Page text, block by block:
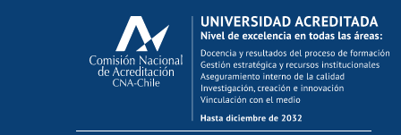
Calificación académica
Postulación al AUCAI
Funcionarias/os
Cursos internos de capacitación
Bienestar del personal